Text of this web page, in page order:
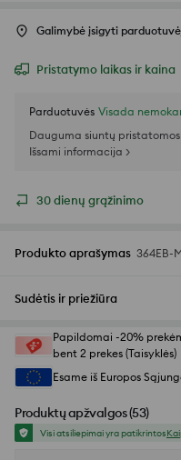
Galimybė įsigyti
Pristatymo laikas ir kaina
Parduotuvės Visada
Dauguma siuntų
Išsami informacija >
30 dienų grąžinimo
Produkto aprašymas 364EB-
Sudėtis ir priežiūra
Papildomai -20%
bent 2 prekes (Taisyklės)
Esame iš Europos
Produktų apžvalgos(53)
Visi atsiliepimai yra patikrintos